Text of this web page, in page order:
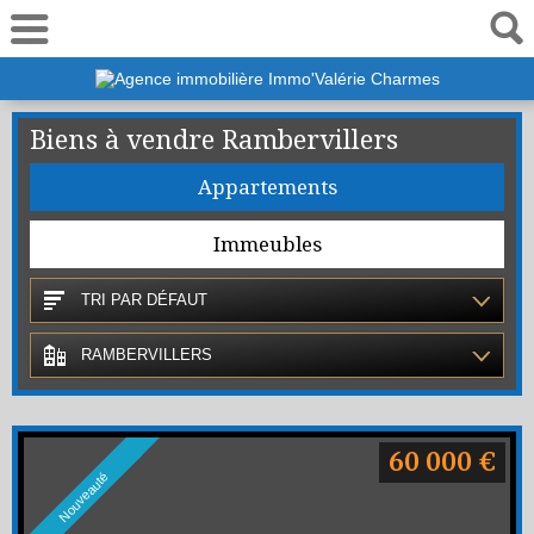
Biens à vendre Rambervillers
Appartements
Immeubles
TRI PAR DÉFAUT
RAMBERVILLERS
Nouveauté
60 000 €